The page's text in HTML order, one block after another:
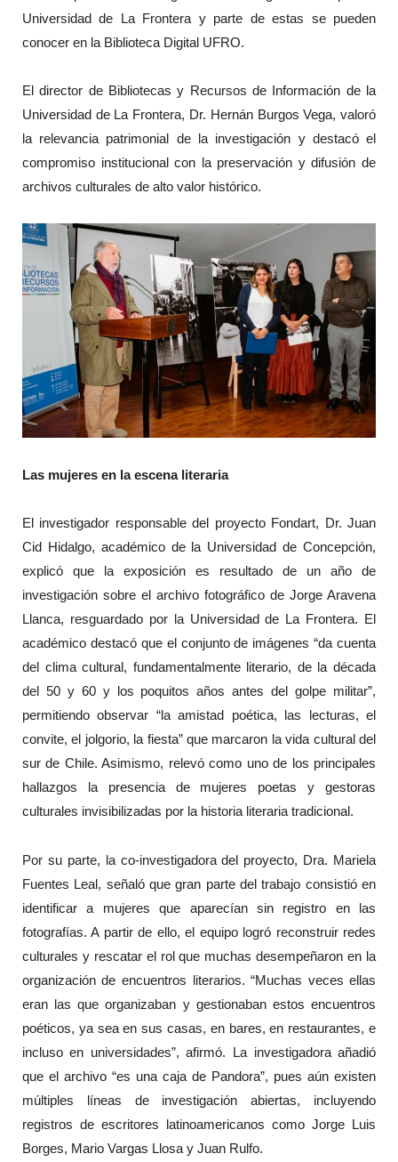
Universidad de La Frontera y parte de estas se pueden
conocer en la Biblioteca Digital UFRO.
El director de Bibliotecas y Recursos de Información de la
Universidad de La Frontera, Dr. Hernán Burgos Vega, valoró
la relevancia patrimonial de la investigación y destacó el
compromiso institucional con la preservación y difusión de
archivos culturales de alto valor histórico.
Las mujeres en la escena literaria
El investigador responsable del proyecto Fondart, Dr. Juan
Cid Hidalgo, académico de la Universidad de Concepción,
explicó que la exposición es resultado de un año de
investigación sobre el archivo fotográfico de Jorge Aravena
Llanca, resguardado por la Universidad de La Frontera. El
académico destacó que el conjunto de imágenes “da cuenta
del clima cultural, fundamentalmente literario, de la década
del 50 y 60 y los poquitos años antes del golpe militar”,
permitiendo observar “la amistad poética, las lecturas, el
convite, el jolgorio, la fiesta” que marcaron la vida cultural del
sur de Chile. Asimismo, relevó como uno de los principales
hallazgos la presencia de mujeres poetas y gestoras
culturales invisibilizadas por la historia literaria tradicional.
Por su parte, la co-investigadora del proyecto, Dra. Mariela
Fuentes Leal, señaló que gran parte del trabajo consistió en
identificar a mujeres que aparecían sin registro en las
fotografías. A partir de ello, el equipo logró reconstruir redes
culturales y rescatar el rol que muchas desempeñaron en la
organización de encuentros literarios. “Muchas veces ellas
eran las que organizaban y gestionaban estos encuentros
poéticos, ya sea en sus casas, en bares, en restaurantes, e
incluso en universidades”, afirmó. La investigadora añadió
que el archivo “es una caja de Pandora”, pues aún existen
múltiples líneas de investigación abiertas, incluyendo
registros de escritores latinoamericanos como Jorge Luis
Borges, Mario Vargas Llosa y Juan Rulfo.